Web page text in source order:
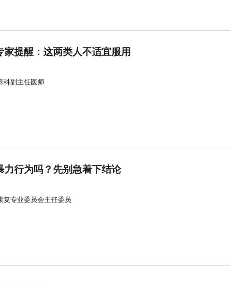
家提醒：这两类人不适宜服用
科副主任医师
力行为吗？先别急着下结论
复专业委员会主任委员